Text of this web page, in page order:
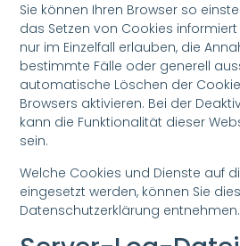
Sie können Ihren Browser so
das Setzen von Cookies
nur im Einzelfall erlauben, die
bestimmte Fälle oder generell
automatische Löschen der
Browsers aktivieren. Bei der
kann die Funktionalität dieser
sein.
Welche Cookies und Dienste auf
eingesetzt werden, können Sie
Datenschutzerklärung entnehmen.